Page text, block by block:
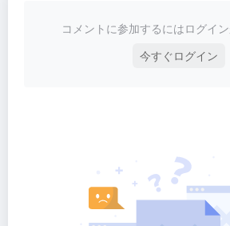
コメントに参加するにはログイ
今すぐログイン